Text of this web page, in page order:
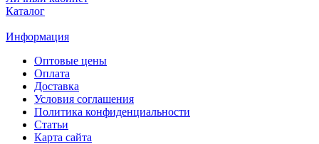
Каталог
Информация
Оптовые цены
Оплата
Доставка
Условия соглашения
Политика конфиденциальности
Статьи
Карта сайта